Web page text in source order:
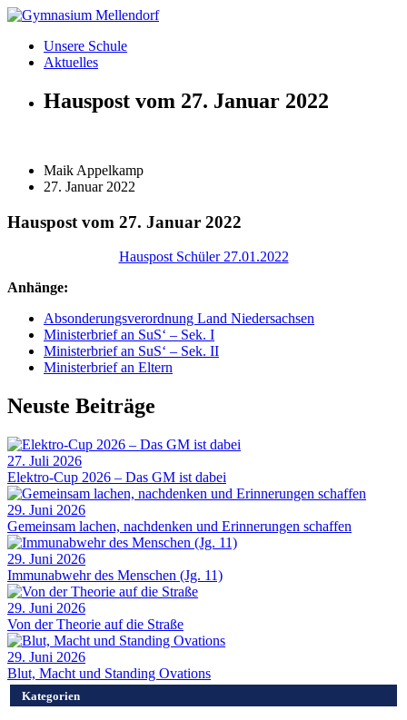
Zum
wechselnUnsere Schule
Aktuelles
Hauspost vom 27. Januar 2022
Maik Appelkamp
27. Januar 2022
Hauspost vom 27. Januar 2022
Hauspost Schüler 27.01.2022
Anhänge:
Absonderungsverordnung Land Niedersachsen
Ministerbrief an SuS‘ – Sek. I
Ministerbrief an SuS‘ – Sek. II
Ministerbrief an Eltern
Neuste Beiträge
27. Juli 2026
Elektro-Cup 2026 – Das GM ist dabei
29. Juni 2026
Gemeinsam lachen, nachdenken und Erinnerungen schaffen
29. Juni 2026
Immunabwehr des Menschen (Jg. 11)
29. Juni 2026
Von der Theorie auf die Straße
29. Juni 2026
Blut, Macht und Standing Ovations
Kategorien